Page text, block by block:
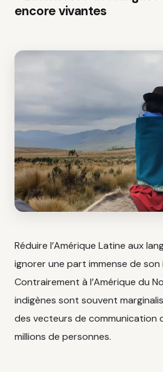
encore vivantes
Réduire l’Amérique Latine aux
ignorer une part immense de
Contrairement à l’Amérique du
indigènes sont souvent
des vecteurs de communication
millions de personnes.